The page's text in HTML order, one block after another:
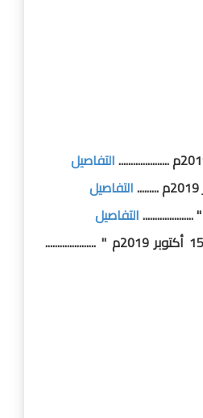
التفاصيل
التفاصيل
التفاصيل